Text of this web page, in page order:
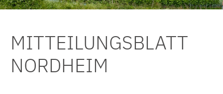
MITTEILUNGSBLATT
NORDHEIM